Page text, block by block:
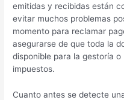
emitidas y recibidas están
evitar muchos problemas
momento para reclamar
asegurarse de que toda la
disponible para la gestoría
impuestos.
Cuanto antes se detecte